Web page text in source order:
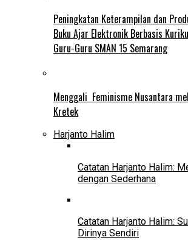
Peningkatan Keterampilan dan
Buku Ajar Elektronik Berbasis
Guru-Guru SMAN 15 Semarang
Menggali Feminisme Nusantara
Kretek
Harjanto Halim
Catatan Harjanto Halim:
dengan Sederhana
Catatan Harjanto Halim:
Dirinya Sendiri